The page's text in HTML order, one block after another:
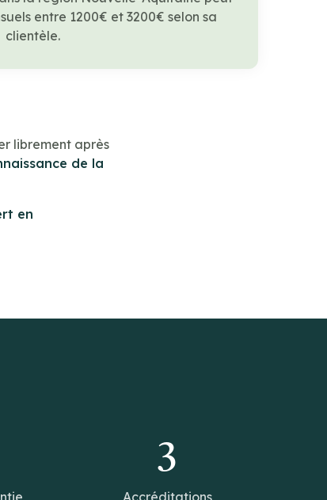
entre 1200€ et 3200€ selon sa
clientèle.
librement après
de la
en
3